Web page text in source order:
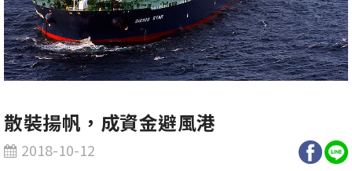
散裝揚帆，成資金避風港
2018-10-12